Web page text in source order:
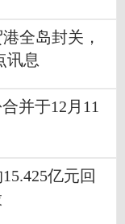
全岛封关，
讯息
并于12月11
亿元回